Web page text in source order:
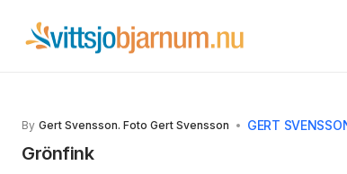
By Gert Svensson. Foto Gert Svensson GERT
Grönfink